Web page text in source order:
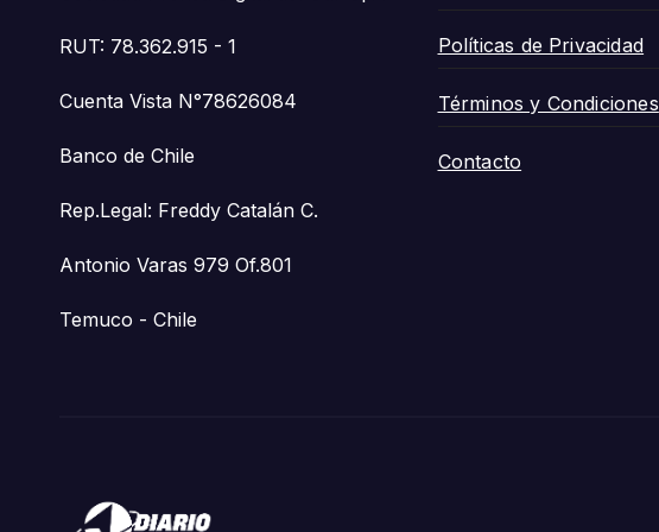
RUT: 78.362.915 - 1
Cuenta Vista N°78626084
Banco de Chile
Rep.Legal: Freddy Catalán C.
Antonio Varas 979 Of.801
Temuco - Chile
Políticas de Privacidad
Términos y Condiciones
Contacto